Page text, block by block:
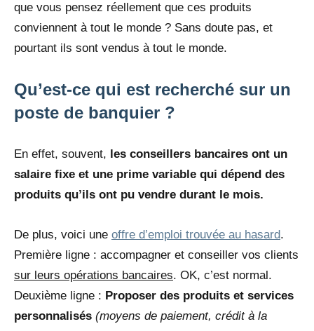
que vous pensez réellement que ces produits
conviennent à tout le monde ? Sans doute pas, et
pourtant ils sont vendus à tout le monde.
Qu’est-ce qui est recherché sur un
poste de banquier ?
En effet, souvent, les conseillers bancaires ont un
salaire fixe et une prime variable qui dépend des
produits qu’ils ont pu vendre durant le mois.
De plus, voici une offre d’emploi trouvée au hasard.
Première ligne : accompagner et conseiller vos clients
sur leurs opérations bancaires. OK, c’est normal.
Deuxième ligne : Proposer des produits et services
personnalisés (moyens de paiement, crédit à la